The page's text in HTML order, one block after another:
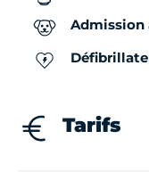
Admission
Tarifs